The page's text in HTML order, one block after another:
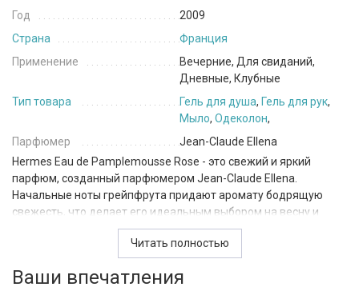
Год
2009
Страна
Франция
Применение
Вечерние, Для свиданий,
Дневные, Клубные
Тип товара
Гель для душа, Гель для рук,
Мыло, Одеколон,
Парфюмер
Jean-Claude Ellena
Hermes Eau de Pamplemousse Rose - это свежий и яркий
парфюм, созданный парфюмером Jean-Claude Ellena.
Начальные ноты грейпфрута придают аромату бодрящую
свежесть, что делает его идеальным выбором на весну и
лето. В сердце звучит апельсиновый цвет, который дополняет
композицию мягкой едкостью. Роза в базовых нотах
добавляет нежности и женственности, создавая идеальный
баланс цитрусовых, ароматических и фужерных нот.
Читать полностью
Ваши впечатления